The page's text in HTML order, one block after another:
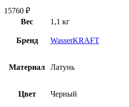
15760 ₽
Вес
1,1 кг
Бренд WasserKRAFT
Материал Латунь
Цвет Черный